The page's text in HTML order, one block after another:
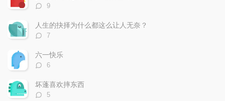
评
数：
9
人生的抉择为什么都这么让人无奈？
评
数：
7
六一快乐
评
数：
6
坏蓬喜欢摔东西
评
5